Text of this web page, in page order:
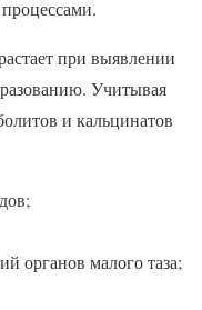
при выявлении
Учитывая
и кальцинатов
органов малого таза;